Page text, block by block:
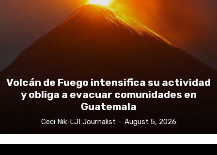
Volcán de Fuego intensifica su actividad
y obliga a evacuar comunidades en
Guatemala
Ceci Nik-LJI Journalist - August 5, 2026